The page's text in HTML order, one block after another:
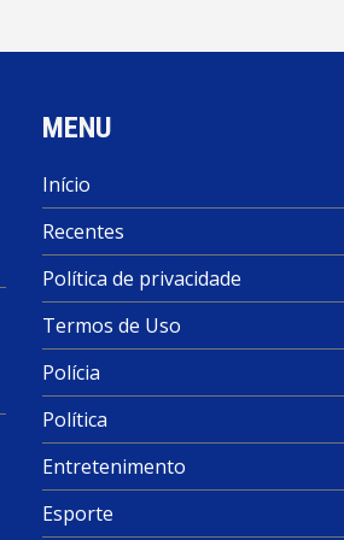
MENU
Início
Recentes
Política de privacidade
Termos de Uso
Polícia
Política
Entretenimento
Esporte